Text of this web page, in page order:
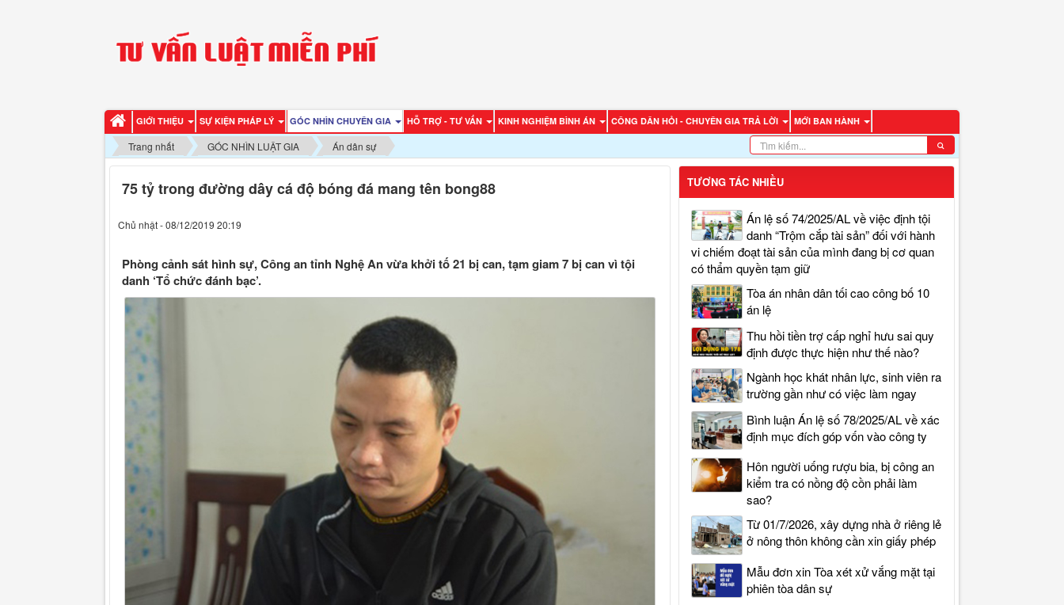
GIỚI THIỆU SỰ KIỆN PHÁP LÝ GÓC NHÌN CHUYÊN GIA HỖ TRỢ - TƯ VẤN KINH NGHIỆM BÌNH ÁN CÔNG DÂN HỎI - CHUYÊN GIA TRẢ LỜI MỚI BAN HÀNH
Trang nhất GÓC NHÌN LUẬT GIA Án dân sự
75 tỷ trong đường dây cá độ bóng đá mang tên bong88
Chủ nhật - 08/12/2019 20:19
Phòng cảnh sát hình sự, Công an tỉnh Nghệ An vừa khởi tố 21 bị can, tạm giam 7 bị can vì tội
danh ‘Tổ chức đánh bạc’.
TƯƠNG TÁC NHIỀU
Án lệ số 74/2025/AL về việc định tội
danh “Trộm cắp tài sản” đối với hành
vi chiếm đoạt tài sản của mình đang bị cơ quan
có thẩm quyền tạm giữ
Tòa án nhân dân tối cao công bố 10
án lệ
Thu hồi tiền trợ cấp nghỉ hưu sai quy
định được thực hiện như thế nào?
Ngành học khát nhân lực, sinh viên ra
trường gần như có việc làm ngay
Bình luận Án lệ số 78/2025/AL về xác
định mục đích góp vốn vào công ty
Hôn người uống rượu bia, bị công an
kiểm tra có nồng độ cồn phải làm
sao?
Từ 01/7/2026, xây dựng nhà ở riêng lẻ
ở nông thôn không cần xin giấy phép
Mẫu đơn xin Tòa xét xử vắng mặt tại
phiên tòa dân sự